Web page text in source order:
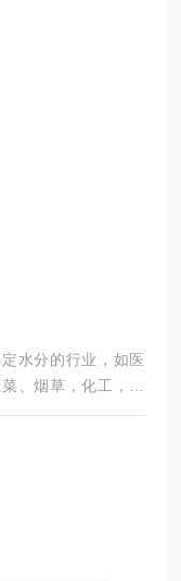
水分的行业，如医
、烟草，化工，茶
橡胶、塑胶、纺织等